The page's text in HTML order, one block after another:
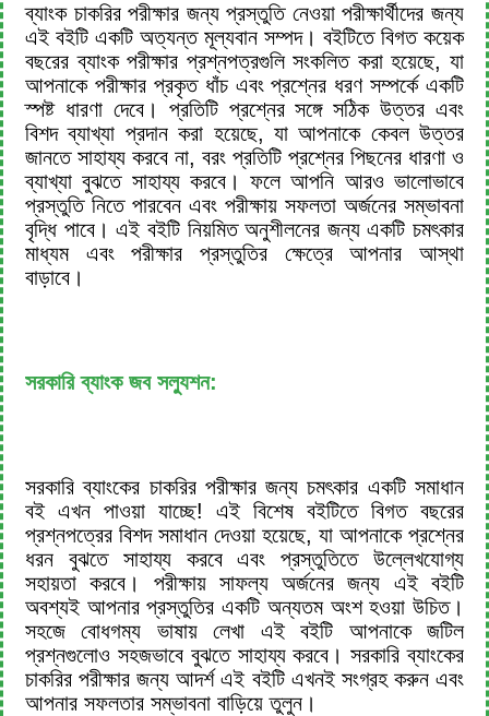
ব্যাংক চাকরির পরীক্ষার জন্য প্রস্তুতি নেওয়া পরীক্ষার্থীদের জন্য
এই বইটি একটি অত্যন্ত মূল্যবান সম্পদ। বইটিতে বিগত কয়েক
বছরের ব্যাংক পরীক্ষার প্রশ্নপত্রগুলি সংকলিত করা হয়েছে, যা
আপনাকে পরীক্ষার প্রকৃত ধাঁচ এবং প্রশ্নের ধরণ সম্পর্কে একটি
স্পষ্ট ধারণা দেবে। প্রতিটি প্রশ্নের সঙ্গে সঠিক উত্তর এবং
বিশদ ব্যাখ্যা প্রদান করা হয়েছে, যা আপনাকে কেবল উত্তর
জানতে সাহায্য করবে না, বরং প্রতিটি প্রশ্নের পিছনের ধারণা ও
ব্যাখ্যা বুঝতে সাহায্য করবে। ফলে আপনি আরও ভালোভাবে
প্রস্তুতি নিতে পারবেন এবং পরীক্ষায় সফলতা অর্জনের সম্ভাবনা
বৃদ্ধি পাবে। এই বইটি নিয়মিত অনুশীলনের জন্য একটি চমৎকার
মাধ্যম এবং পরীক্ষার প্রস্তুতির ক্ষেত্রে আপনার আস্থা
বাড়াবে।
সরকারি ব্যাংক জব সল্যুশন:
সরকারি ব্যাংকের চাকরির পরীক্ষার জন্য চমৎকার একটি সমাধান
বই এখন পাওয়া যাচ্ছে! এই বিশেষ বইটিতে বিগত বছরের
প্রশ্নপত্রের বিশদ সমাধান দেওয়া হয়েছে, যা আপনাকে প্রশ্নের
ধরন বুঝতে সাহায্য করবে এবং প্রস্তুতিতে উল্লেখযোগ্য
সহায়তা করবে। পরীক্ষায় সাফল্য অর্জনের জন্য এই বইটি
অবশ্যই আপনার প্রস্তুতির একটি অন্যতম অংশ হওয়া উচিত।
সহজে বোধগম্য ভাষায় লেখা এই বইটি আপনাকে জটিল
প্রশ্নগুলোও সহজভাবে বুঝতে সাহায্য করবে। সরকারি ব্যাংকের
চাকরির পরীক্ষার জন্য আদর্শ এই বইটি এখনই সংগ্রহ করুন এবং
আপনার সফলতার সম্ভাবনা বাড়িয়ে তুলুন।